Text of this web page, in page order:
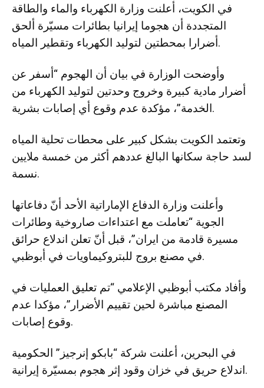
في الكويت، أعلنت وزارة الكهرباء والماء والطاقة
المتجددة أن هجوما إيرانيا بطائرات مسيّرة ألحق
أضرارا بمحطتين لتوليد الكهرباء وتقطير المياه.
وأوضحت الوزارة في بيان أن الهجوم “أسفر عن
أضرار مادية كبيرة وخروج وحدتين لتوليد الكهرباء من
الخدمة”، مؤكدة عدم وقوع أي إصابات بشرية.
وتعتمد الكويت بشكل كبير على محطات تحلية المياه
لسد حاجة سكانها البالغ عددهم أكثر من خمسة ملايين
نسمة.
وأعلنت وزارة الدفاع الإماراتية الأحد أنّ دفاعاتها
الجوية “تعاملت مع اعتداءات صاروخية وطائرات
مسيرة قادمة من ايران”، قبل أنّ تعلن اندلاع حرائق
في مصنع بروج للبتروكيماويات في أبوظبي.
وأفاد مكتب أبوظبي الإعلامي “تم تعليق العمليات في
المصنع مباشرة لحين تقييم الأضرار”، مؤكدا عدم
وقوع إصابات.
في البحرين، أعلنت شركة “بابكو إنرجيز” الحكومية
اندلاع حريق في خزان وقود إثر هجوم بمسيّرة إيرانية.